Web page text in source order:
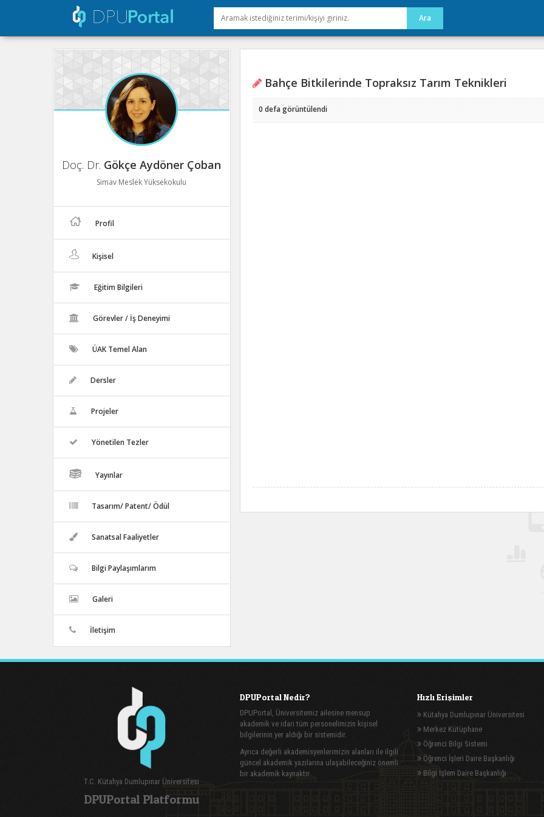
Doç. Dr. Gökçe Aydöner Çoban
Simav Meslek Yüksekokulu
Profil
Kişisel
Eğitim Bilgileri
Görevler / İş Deneyimi
ÜAK Temel Alan
Dersler
Projeler
Yönetilen Tezler
Yayınlar
Tasarım/ Patent/ Ödül
Sanatsal Faaliyetler
Bilgi Paylaşımlarım
Galeri
İletişim
Bahçe Bitkilerinde Topraksız Tarım Teknikleri
0 defa görüntülendi
T.C. Kütahya Dumlupınar Üniversitesi
DPUPortal Platformu
DPUPortal Nedir?
DPUPortal, Üniversitemiz ailesine mensup
akademik ve idari tüm personelimizin kişisel
bilgilerinin yer aldığı bir sistemidir.
Ayrıca değerli akademisyenlerimizin alanları ile ilgili
güncel akademik yazılarına ulaşabileceğiniz önemli
bir akademik kaynaktır.
Hızlı Erişimler
Kütahya Dumlupınar Üniversitesi
Merkez Kütüphane
Öğrenci Bilgi Sistemi
Öğrenci İşleri Daire Başkanlığı
Bilgi İşlem Daire Başkanlığı